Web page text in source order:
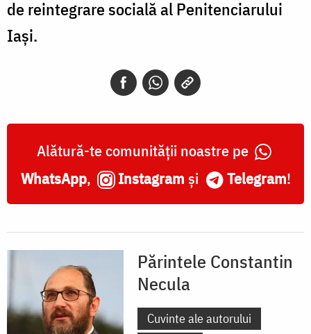
de reintegrare socială al Penitenciarului
Iași.
Alătură-te comunității noastre pe
WhatsApp, Instagram și Telegram!
Părintele Constantin
Necula
Cuvinte ale autorului